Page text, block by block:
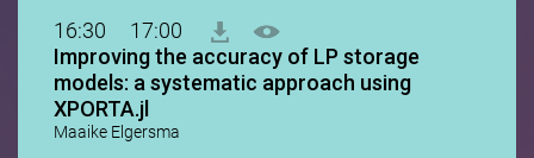
16:30
17:00
Improving the accuracy of LP storage
models: a systematic approach using
XPORTA.jl
Maaike Elgersma